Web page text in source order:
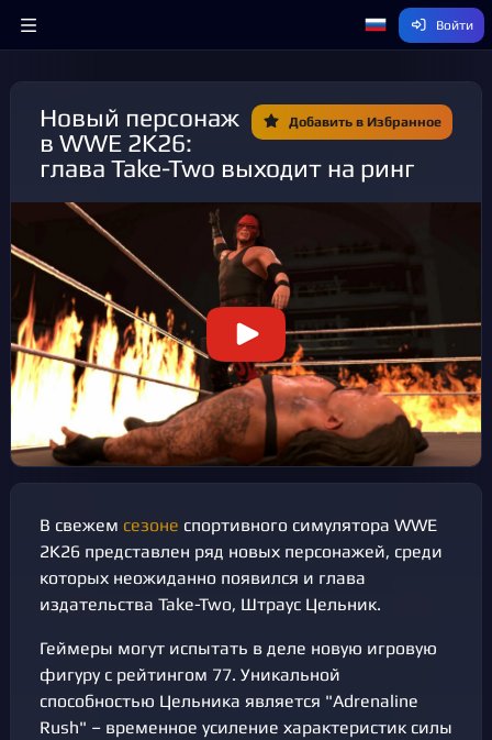
Войти
Добавить в Избранное
Новый персонаж
в WWE 2K26:
глава Take-Two выходит на ринг
В свежем сезоне спортивного симулятора WWE
2K26 представлен ряд новых персонажей, среди
которых неожиданно появился и глава
издательства Take-Two, Штраус Цельник.
Геймеры могут испытать в деле новую игровую
фигуру с рейтингом 77. Уникальной
способностью Цельника является "Adrenaline
Rush" – временное усиление характеристик силы